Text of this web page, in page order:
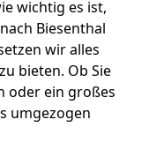
wichtig es ist,
Biesenthal
wir alles
bieten. Ob Sie
oder ein großes
umgezogen